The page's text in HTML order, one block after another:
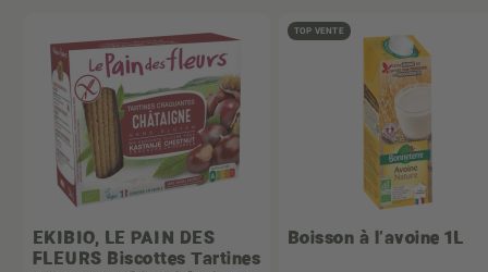
EKIBIO, LE PAIN DES
FLEURS Biscottes Tartines
TOP VENTE
Boisson à l'avoine 1L